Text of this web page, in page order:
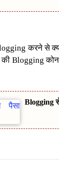
करने से
की Blogging
Blogging